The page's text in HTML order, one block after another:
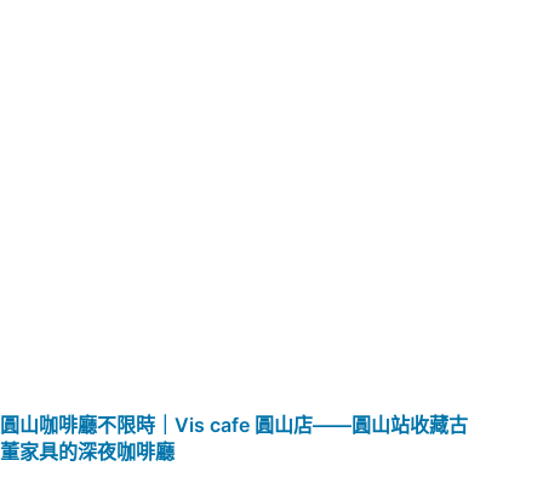
圓山咖啡廳不限時｜Vis cafe 圓山店——圓山站收藏古
董家具的深夜咖啡廳